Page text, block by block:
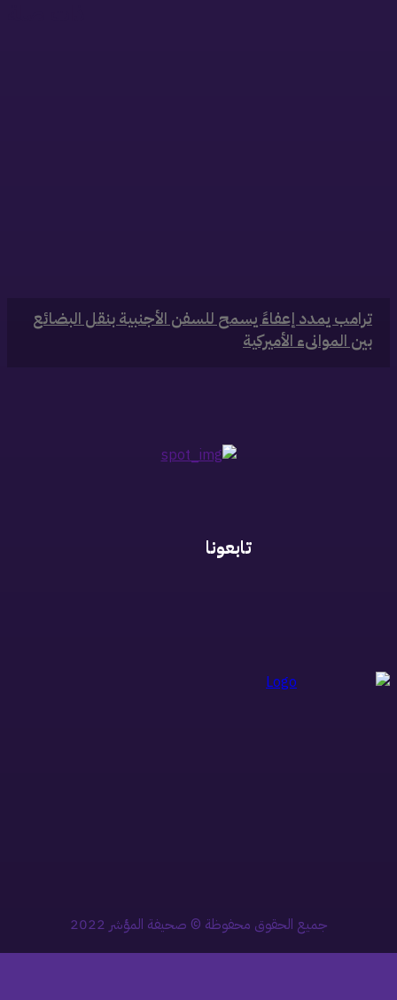
‏ترامب يمدد إعفاءً يسمح للسفن الأجنبية بنقل البضائع
بين الموانىء الأميركية
تابعونا
جميع الحقوق محفوظة © صحيفة المؤشر 2022